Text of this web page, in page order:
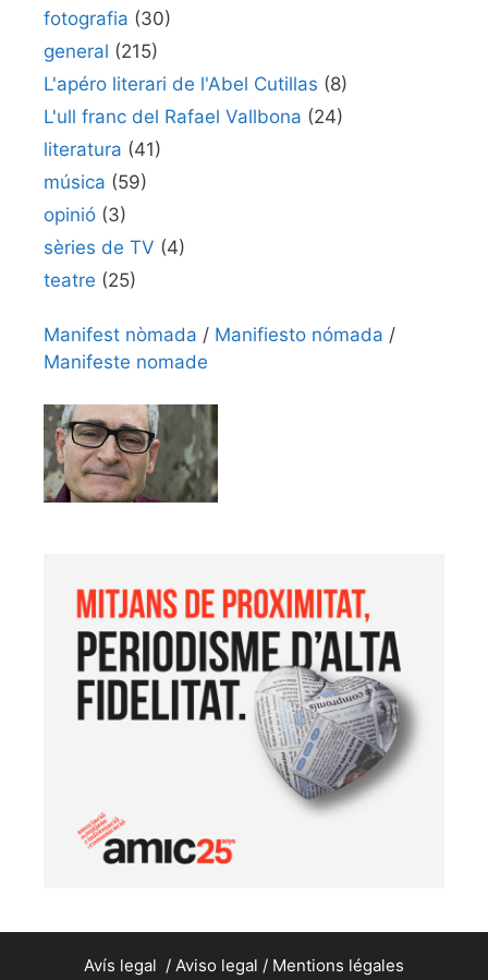
fotografia (30)
general (215)
L'apéro literari de l'Abel Cutillas (8)
L'ull franc del Rafael Vallbona (24)
literatura (41)
música (59)
opinió (3)
sèries de TV (4)
teatre (25)
Manifest nòmada / Manifiesto nómada /
Manifeste nomade
Avís legal / Aviso legal / Mentions légales